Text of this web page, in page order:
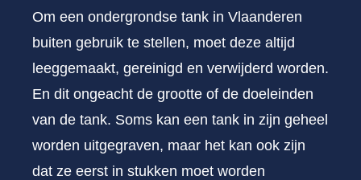
Om een ondergrondse tank in Vlaanderen
buiten gebruik te stellen, moet deze altijd
leeggemaakt, gereinigd en verwijderd worden.
En dit ongeacht de grootte of de doeleinden
van de tank. Soms kan een tank in zijn geheel
worden uitgegraven, maar het kan ook zijn
dat ze eerst in stukken moet worden